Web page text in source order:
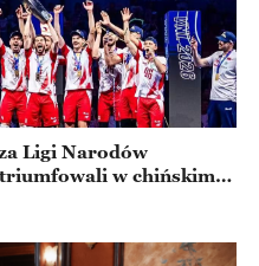
Ligi Narodów
w chińskim